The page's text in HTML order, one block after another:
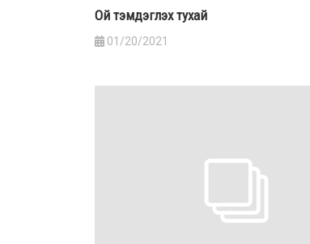
Ой тэмдэглэх тухай
01/20/2021